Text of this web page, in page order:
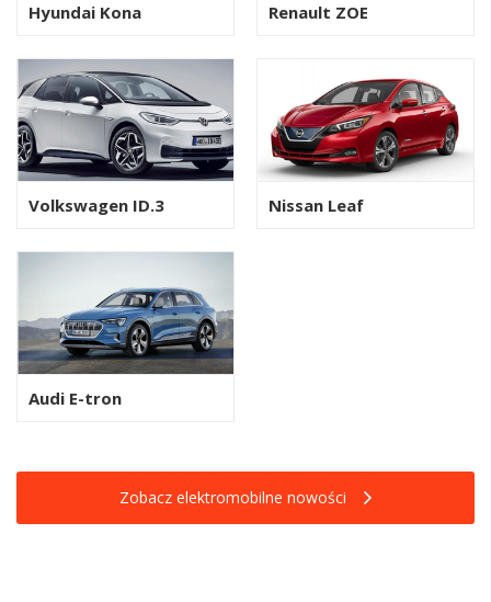
Hyundai Kona Renault ZOE
Volkswagen ID.3 Nissan Leaf
Audi E-tron
Zobacz elektromobilne nowości